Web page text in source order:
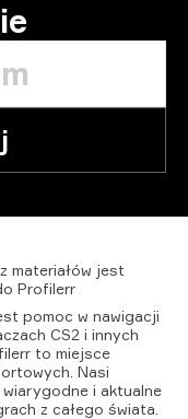
z materiałów jest
Profilerr
pomoc w nawigacji
CS2 i innych
to miejsce
Nasi
i aktualne
z całego świata.